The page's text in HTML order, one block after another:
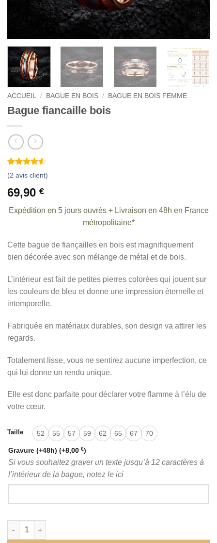
ACCUEIL / BAGUE EN BOIS / BAGUE EN BOIS FEMME
Bague fiancaille bois
Noté4.5
sur 5 basé
sur
2
notations
(2 avis client)
69,90 €
Expédition en 5 jours ouvrés + Livraison en 48h en France
métropolitaine*
Cette bague de fiançailles en bois est magnifiquement
bien décorée avec son mélange de métal et de bois.
L’intérieur est fait de petites pierres colorées qui jouent sur
les couleurs de bleu et donne une impression éternelle et
intemporelle.
Fabriquée en matériaux durables, son design va attirer les
regards.
Totalement lisse, vous ne sentirez aucune imperfection, ce
qui lui donne un rendu unique.
Elle est donc parfaite pour déclarer votre flamme à l’élu de
votre cœur.
Taille 52 55 57 59 62 65 67 70
Gravure (+48h) (+8,00 €)
Si vous souhaitez graver un texte jusqu’à 12 caractères à
l’intérieur de la bague, notez le ici
quantité de Bague fiancaille bois